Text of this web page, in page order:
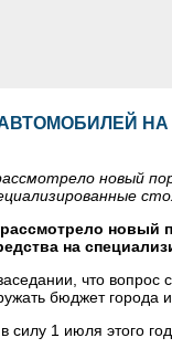
новый
новый
на
что
бюджет
силу 1 июля этого